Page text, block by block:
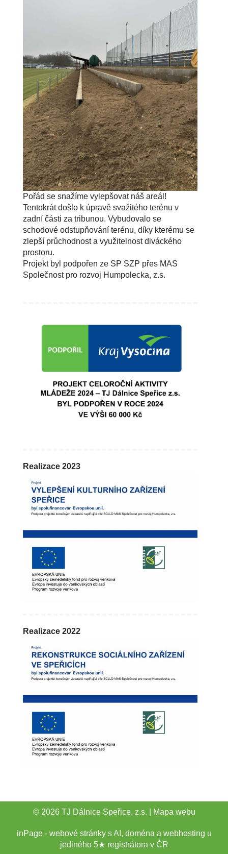
Pořád se snažíme vylepšovat náš areál!
Tentokrát došlo k úpravě svažitého terénu v
zadní části za tribunou. Vybudovalo se
schodové odstupňování terénu, díky kterému se
zlepší průchodnost a využitelnost diváckého
prostoru.
Projekt byl podpořen ze SP SZP přes MAS
Společnost pro rozvoj Humpolecka, z.s.
Realizace 2023
Realizace 2022
© 2026 TJ Dálnice Speřice, z.s. Mapa webu
inPage- webové stránkys AI, doména a webhosting u
jediného 5★ registrátora v ČR